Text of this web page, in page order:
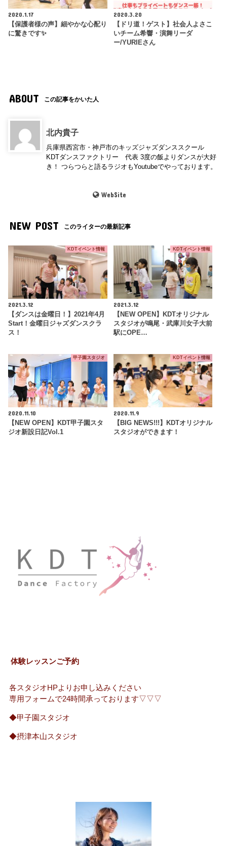
2020.1.17
【保護者様の声】細やかな心配り
に驚きです✨
2020.3.20
【ドリ道！ゲスト】社会人よさこ
いチーム希響・演舞リーダ
ー/YURIEさん
ABOUT この記事をかいた人
北内貴子
兵庫県西宮市・神戸市のキッズジャズダンススクール
KDTダンスファクトリー 代表 3度の飯よりダンスが大好
き！ つらつらと語るラジオもYoutubeでやっております。
WebSite
NEW POST このライターの最新記事
KDTイベント情報
2021.3.12
【ダンスは金曜日！】2021年4月
Start！金曜日ジャズダンスクラ
ス！
KDTイベント情報
2021.3.12
【NEW OPEN】KDTオリジナル
スタジオが鳴尾・武庫川女子大前
駅にOPE…
甲子園スタジオ
2020.11.10
【NEW OPEN】KDT甲子園スタ
ジオ新設日記Vol.1
KDTイベント情報
2020.11.9
【BIG NEWS!!!】KDTオリジナル
スタジオができます！
体験レッスンご予約
各スタジオHPよりお申し込みください
専用フォームで24時間承っております▽▽▽
◆甲子園スタジオ
◆摂津本山スタジオ